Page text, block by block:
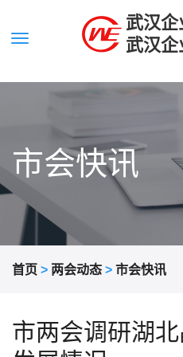
武汉企
武汉企
市会快讯
首页 > 两会动态 > 市会快讯
市两会调研湖